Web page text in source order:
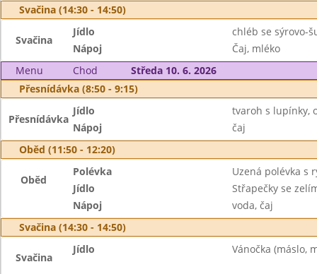
Svačina (14:30 - 14:50)
Svačina
Jídlo
chléb se sýrovo-
Nápoj
Čaj, mléko
Menu
Chod
Středa 10. 6. 2026
Přesnídávka (8:50 - 9:15)
Přesnídávka
Jídlo
tvaroh s lupínky,
Nápoj
čaj
Oběd (11:50 - 12:20)
Oběd
Polévka
Uzená polévka s
Jídlo
Střapečky se
Nápoj
voda, čaj
Svačina (14:30 - 14:50)
Svačina
Jídlo Vánočka (máslo,